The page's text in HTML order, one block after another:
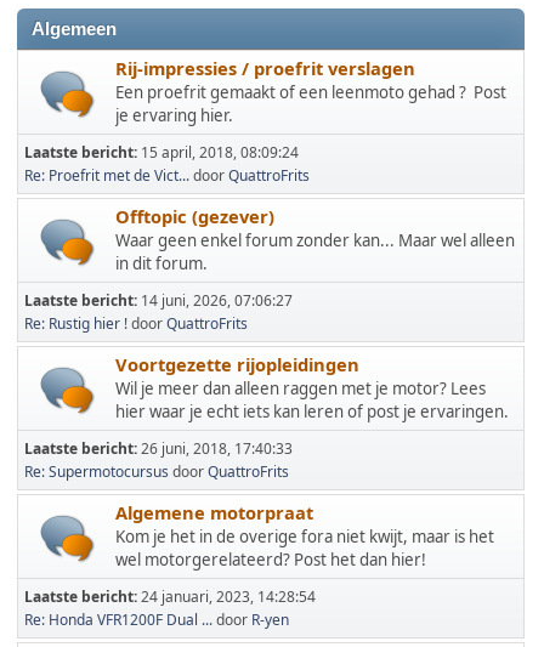
Algemeen
Rij-impressies / proefrit verslagen
Een proefrit gemaakt of een leenmoto gehad ? Post
je ervaring hier.
Laatste bericht: 15 april, 2018, 08:09:24
Re: Proefrit met de Vict...doorQuattroFrits
Offtopic (gezever)
Waar geen enkel forum zonder kan... Maar wel alleen
in dit forum.
Laatste bericht: 14 juni, 2026, 07:06:27
Re: Rustig hier !doorQuattroFrits
Voortgezette rijopleidingen
Wil je meer dan alleen raggen met je motor? Lees
hier waar je echt iets kan leren of post je ervaringen.
Laatste bericht:26 juni, 2018, 17:40:33
Re: Supermotocursus doorQuattroFrits
Algemene motorpraat
Kom je het in de overige fora niet kwijt, maar is het
wel motorgerelateerd? Post het dan hier!
Laatste bericht:24 januari, 2023, 14:28:54
Re: Honda VFR1200F Dual ...door R-yen